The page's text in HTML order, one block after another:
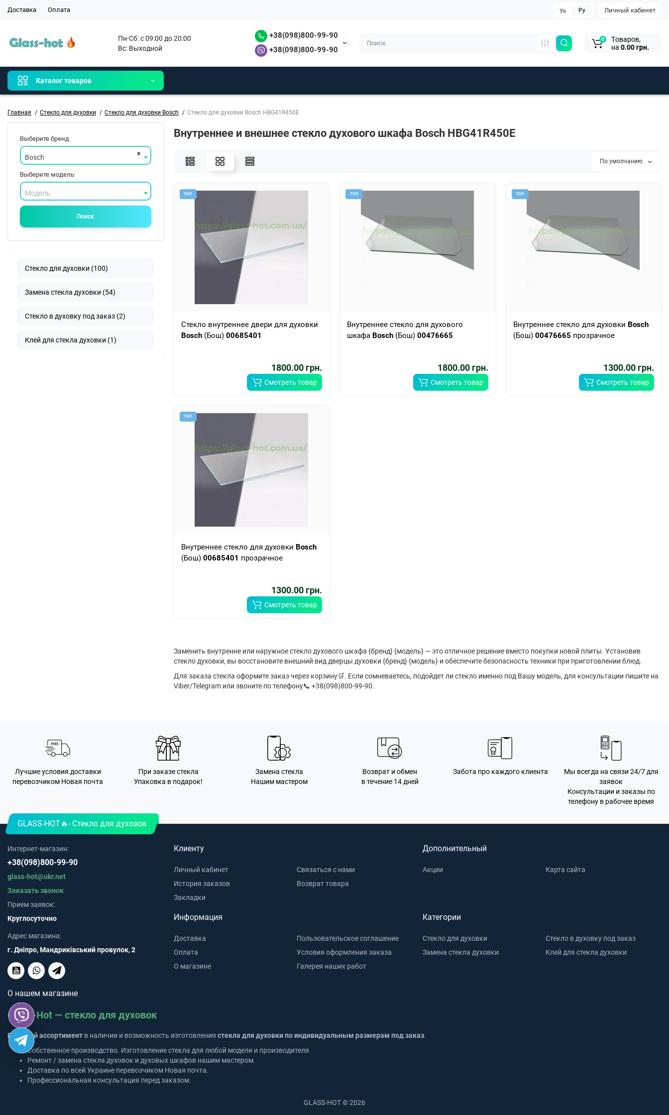
Доставка Оплата Личный кабинет
Ук Ру
Пн-Сб: с 09:00 до 20:00
Вс: Выходной
+38(098)800-99-90
+38(098)800-99-90
0
Tоваров,
на 0.00 грн.
Каталог товаров
Главная Стекло для духовки Стекло для духовки Bosch Стекло для духовки Bosch HBG41R450E
Выберите бренд
×
Bosch
Выберите модель
Модель
Поиск
Стекло для духовки (100)
Замена стекла духовки (54)
Стекло в духовку под заказ (2)
Клей для стекла духовки (1)
Внутреннее и внешнее стекло духового шкафа Bosch HBG41R450E
По умолчанию
ТОП
Стекло внутреннее двери для духовки
Bosch(Бош) 00685401
1800.00 грн.
Смотреть товар
ТОП
Внутреннее стекло для духового
шкафа Bosch (Бош) 00476665
1800.00 грн.
Смотреть товар
ТОП
Внутреннее стекло для духовки Bosch
(Бош) 00476665 прозрачное
1300.00 грн.
Смотреть товар
ТОП
Внутреннее стекло для духовки Bosch
(Бош) 00685401 прозрачное
1300.00 грн.
Смотреть товар
Заменить внутренне или наружное стекло духового шкафа {бренд} {модель} — это отличное решение вместо покупки новой плиты. Установив
стекло духовки, вы восстановите внешний вид дверцы духовки {бренд} {модель} и обеспечите безопасность техники при приготовлении блюд.
Для заказа стекла оформите заказ через корзину🛒. Если сомневаетесь, подойдет ли стекло именно под Вашу модель, для консультации пишите на
Viber/Telegram или звоните по телефону📞 +38(098)800-99-90.
Лучшие условия доставки
перевозчиком Новая почта
При заказе стекла
Упаковка в подарок!
Замена стекла
Нашим мастером
Возврат и обмен
в течение 14 дней
Забота про каждого клиента
Мы всегда на связи 24/7 для
заявок
Консультации и заказы по
телефону в рабочее время
GLASS-HOT🔥- Стекло для духовок
Интернет-магазин:
+38(098)800-99-90
glass-hot@ukr.net
Заказать звонок
Прием заявок:
Круглосуточно
Адрес магазина:
г. Дніпро, Мандриківський провулок, 2
Клиенту
Личный кабинет
История заказов
Закладки
Связаться с нами
Возврат товара
Дополнительный
Акции Карта сайта
Информация
Доставка
Оплата
О магазине
Пользовательское соглашение
Условия оформления заказа
Галерея наших работ
Категории
Стекло для духовки
Замена стекла духовки
Стекло в духовку под заказ
Клей для стекла духовки
О нашем магазине
Glass-Hot — стекло для духовок
Большой ассортимент в наличии и возможность изготовления стекла для духовки по индивидуальным размерам под заказ.
Собственное производство. Изготовление стекла для любой модели и производителя
Ремонт / замена стекла духовок и духовых шкафов нашим мастером.
Доставка по всей Украине перевозчиком Новая почта.
Профессиональная консультация перед заказом.
GLASS-HOT © 2026